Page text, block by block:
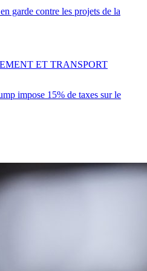
garde contre les projets de la
impose 15% de taxes sur le
ET TRANSPORT